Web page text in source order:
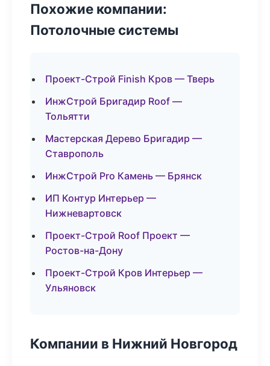
Похожие компании:
Потолочные системы
Проект-Строй Finish Кров — Тверь
ИнжСтрой Бригадир Roof —
Тольятти
Мастерская Дерево Бригадир —
Ставрополь
ИнжСтрой Pro Камень — Брянск
ИП Контур Интерьер —
Нижневартовск
Проект-Строй Roof Проект —
Ростов-на-Дону
Проект-Строй Кров Интерьер —
Ульяновск
Компании в Нижний Новгород